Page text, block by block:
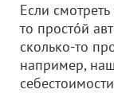
Если
то простóй
сколько-то
например,